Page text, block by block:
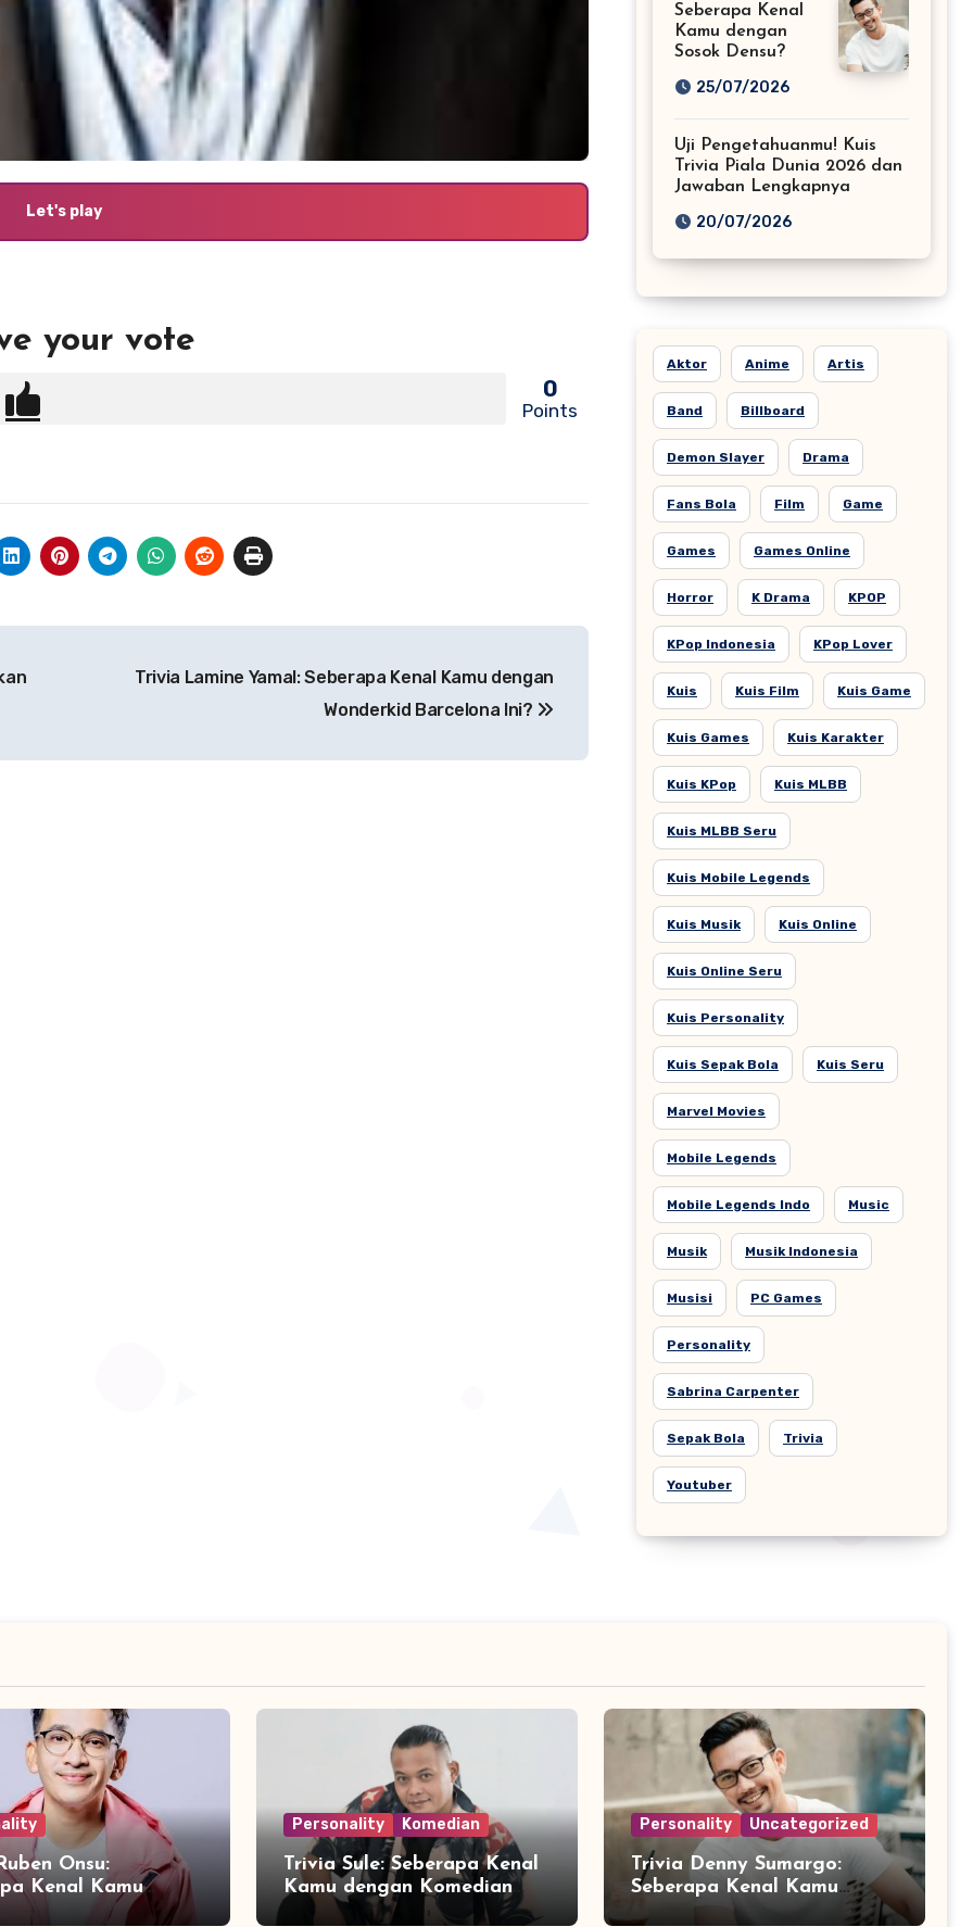
Let's play
your vote
0
Points
Trivia Lamine Yamal: Seberapa Kenal Kamu dengan
Wonderkid Barcelona Ini?
Seberapa Kenal
Kamu dengan
Sosok Densu?
25/07/2026
Uji Pengetahuanmu! Kuis
Trivia Piala Dunia 2026 dan
Jawaban Lengkapnya
20/07/2026
Aktor Anime Artis
Band Billboard
Demon Slayer Drama
Fans Bola Film Game
Games Games Online
Horror K Drama KPOP
KPop Indonesia KPop Lover
Kuis Kuis Film Kuis Game
Kuis Games Kuis Karakter
Kuis KPop Kuis MLBB
Kuis MLBB Seru
Kuis Mobile Legends
Kuis Musik Kuis Online
Kuis Online Seru
Kuis Personality
Kuis Sepak Bola Kuis Seru
Marvel Movies
Mobile Legends
Mobile Legends Indo Music
Musik Musik Indonesia
Musisi PC Games
Personality
Sabrina Carpenter
Sepak Bola Trivia
Youtuber
Onsu:
Kenal Kamu
Sang Presenter
Personality Komedian
Trivia Sule: Seberapa Kenal
Kamu dengan Komedian
Legendaris Indonesia?
Personality Uncategorized
Trivia Denny Sumargo:
Seberapa Kenal Kamu
dengan Sosok Densu?